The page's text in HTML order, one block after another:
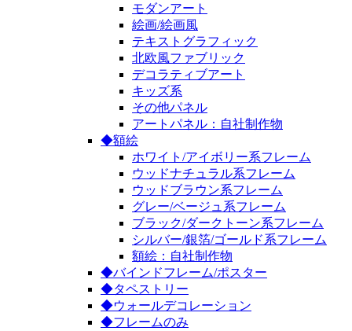
モダンアート
絵画/絵画風
テキストグラフィック
北欧風ファブリック
デコラティブアート
キッズ系
その他パネル
アートパネル：自社制作物
◆額絵
ホワイト/アイボリー系フレーム
ウッドナチュラル系フレーム
ウッドブラウン系フレーム
グレー/ベージュ系フレーム
ブラック/ダークトーン系フレーム
シルバー/銀箔/ゴールド系フレーム
額絵：自社制作物
◆バインドフレーム/ポスター
◆タペストリー
◆ウォールデコレーション
◆フレームのみ